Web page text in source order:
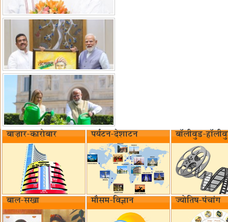
बाज़ार-कारोबार पर्यटन-देशाटन बॉलीवुड-
बाल-सखा मौसम-विज्ञान ज्योतिष-पंचांग